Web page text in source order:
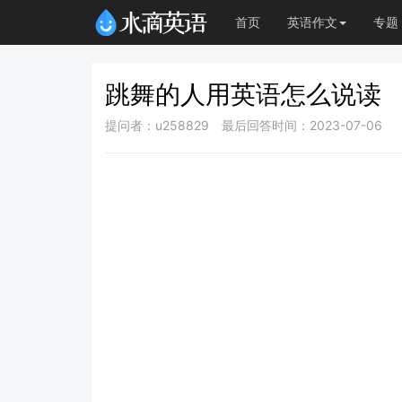
首页 英语作文 专题
跳舞的人用英语怎么说读
提问者：u258829 最后回答时间：2023-07-06